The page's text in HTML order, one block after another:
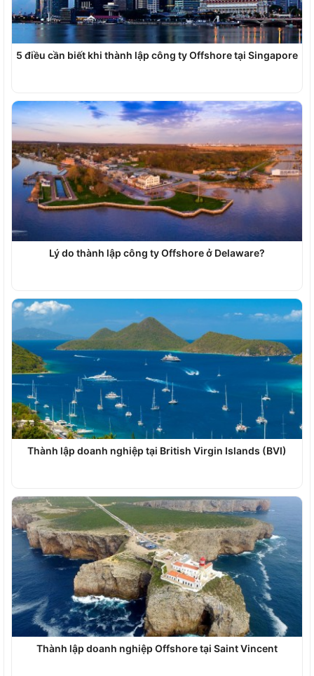
5 điều cần biết khi thành lập công ty Offshore tại Singapore
Lý do thành lập công ty Offshore ở Delaware?
Thành lập doanh nghiệp tại British Virgin Islands (BVI)
Thành lập doanh nghiệp Offshore tại Saint Vincent